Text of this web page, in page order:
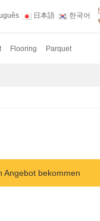
日本語 한국어
Flooring Parquet
Angebot bekommen